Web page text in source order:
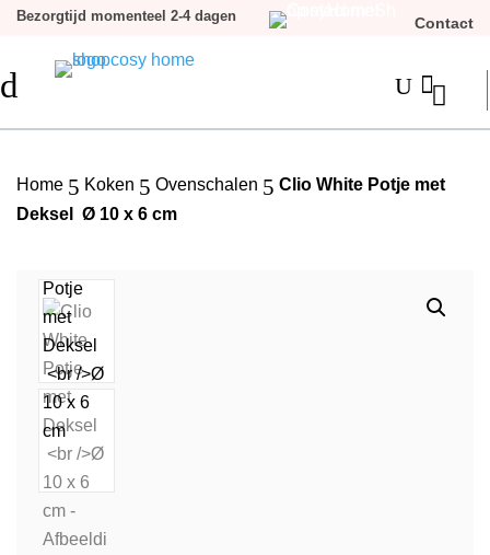
Bezorgtijd momenteel 2-4 dagen Contact
d 
U
Home 5 Koken 5 Ovenschalen 5 Clio White Potje met
Deksel Ø 10 x 6 cm